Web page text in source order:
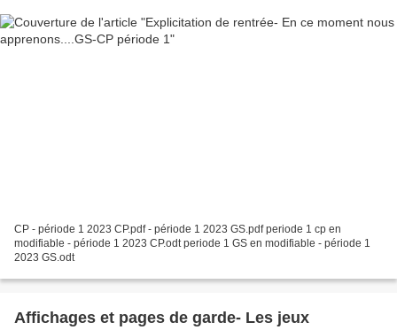
CP - période 1 2023 CP.pdf - période 1 2023 GS.pdf periode 1 cp en
modifiable - période 1 2023 CP.odt periode 1 GS en modifiable - période 1
2023 GS.odt
Affichages et pages de garde- Les jeux